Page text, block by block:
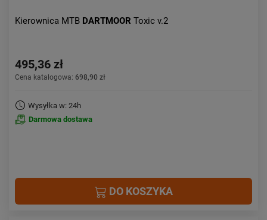
Kierownica MTB DARTMOOR Toxic v.2
495,36 zł
Cena katalogowa: 698,90 zł
Wysyłka w: 24h
Darmowa dostawa
DO KOSZYKA